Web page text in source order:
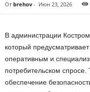
От brehov - Июн 23, 2026
В администрации
который
оперативным и
потребительском
обеспечение